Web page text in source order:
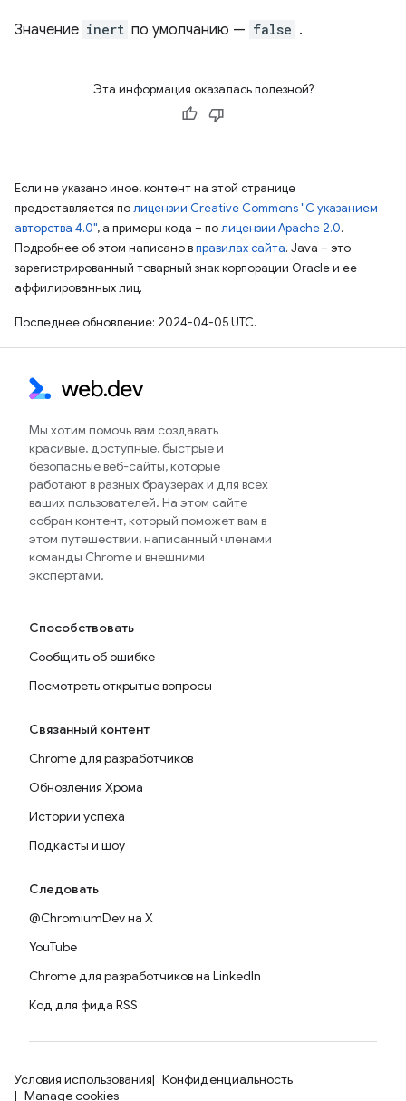
Значение inert по умолчанию — false .
Эта информация оказалась полезной?
Если не указано иное, контент на этой странице
предоставляется полицензии Creative Commons "С указанием
авторства 4.0", а примеры кода – полицензии Apache 2.0.
Подробнее об этом написано вправилах сайта. Java – это
зарегистрированный товарный знак корпорации Oracle и ее
аффилированных лиц.
Последнее обновление: 2024-04-05 UTC.
Мы хотим помочь вам создавать
красивые, доступные, быстрые и
безопасные веб-сайты, которые
работают в разных браузерах и для всех
ваших пользователей. На этом сайте
собран контент, который поможет вам в
этом путешествии, написанный членами
команды Chrome и внешними
экспертами.
Способствовать
Сообщить об ошибке
Посмотреть открытые вопросы
Связанный контент
Chrome для разработчиков
Обновления Хрома
Истории успеха
Подкасты и шоу
Следовать
@ChromiumDev на X
YouTube
Chrome для разработчиков на LinkedIn
Код для фида RSS
Условия использования
Конфиденциальность
Manage cookies